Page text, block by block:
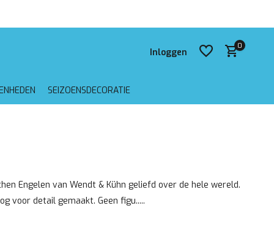
Inloggen
0
SEIZOENSDECORATIE
Engelen van Wendt & Kühn geliefd over de hele wereld.
voor detail gemaakt. Geen figu.....